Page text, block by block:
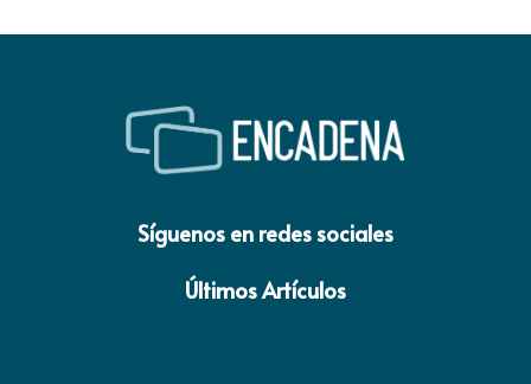
Síguenos en redes sociales
Últimos Artículos